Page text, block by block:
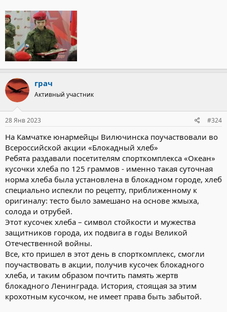
грач
Активный участник
28 Янв 2023 #324
На Камчатке юнармейцы Вилючинска поучаствовали во
Всероссийской акции «Блокадный хлеб»
Ребята раздавали посетителям спорткомплекса «Океан»
кусочки хлеба по 125 граммов - именно такая суточная
норма хлеба была установлена в блокадном городе, хлеб
специально испекли по рецепту, приближенному к
оригиналу: тесто было замешано на основе жмыха,
солода и отрубей.
Этот кусочек хлеба – символ стойкости и мужества
защитников города, их подвига в годы Великой
Отечественной войны.
Все, кто пришел в этот день в спорткомплекс, смогли
поучаствовать в акции, получив кусочек блокадного
хлеба, и таким образом почтить память жертв
блокадного Ленинграда. История, стоящая за этим
крохотным кусочком, не имеет права быть забытой.